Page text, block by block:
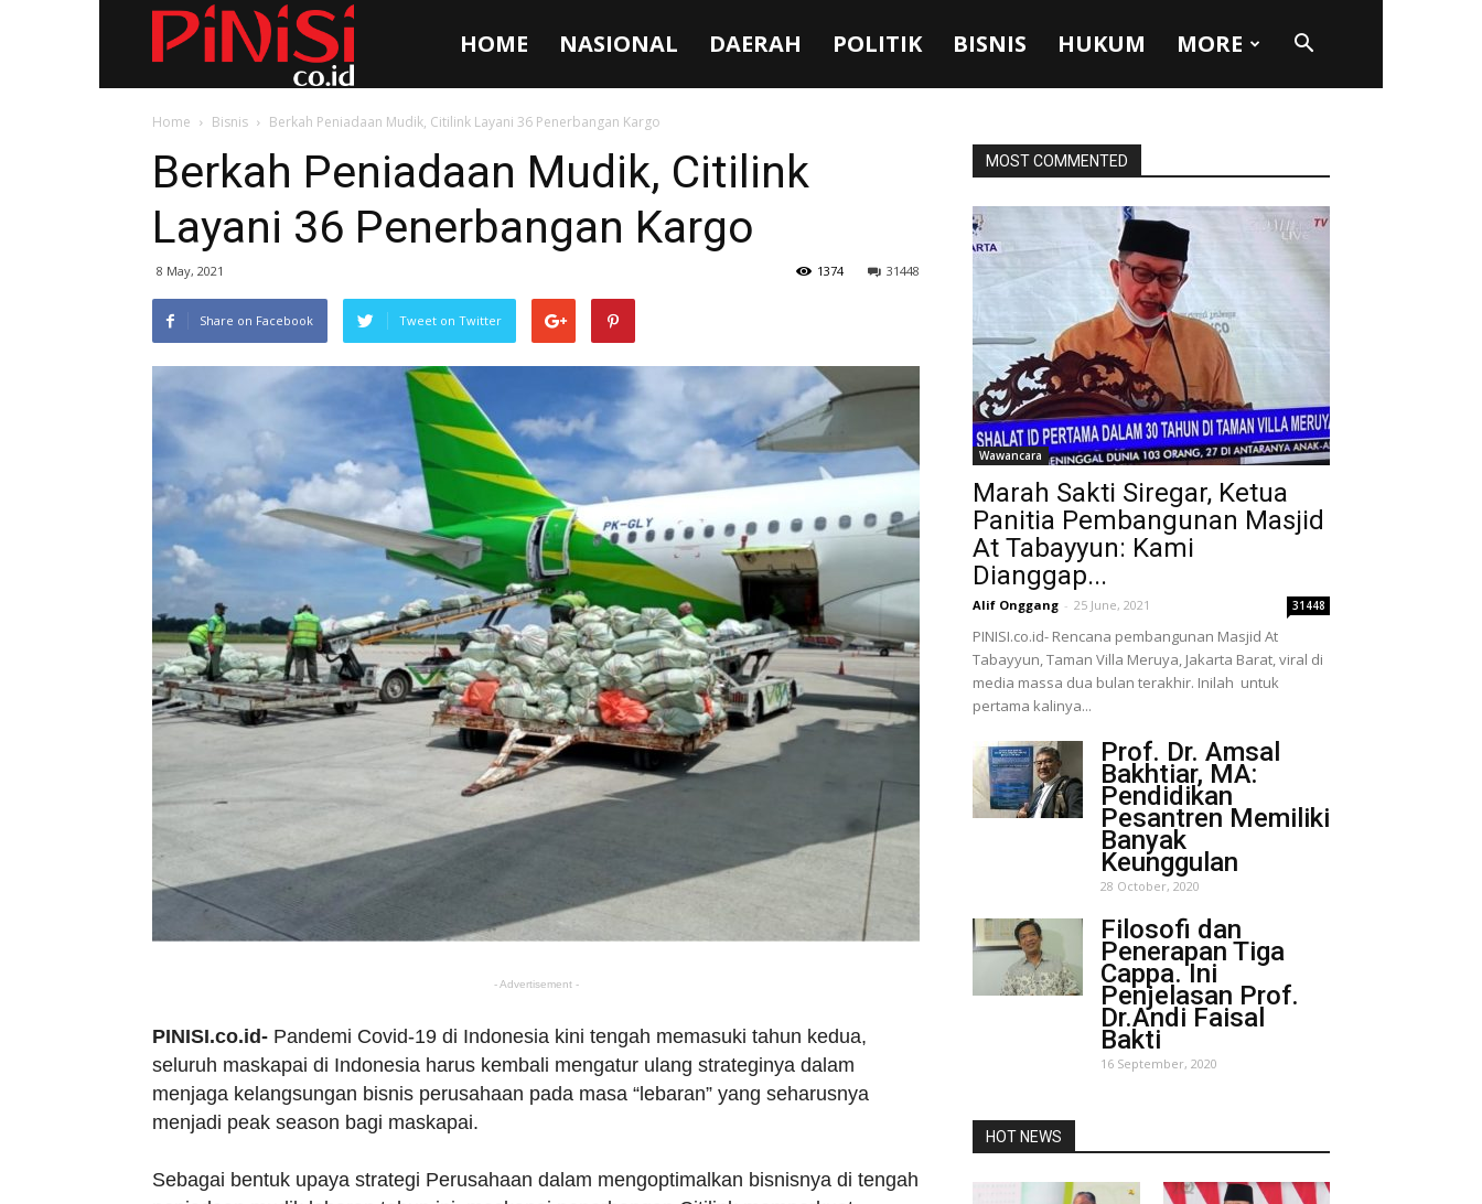
HOME NASIONAL DAERAH POLITIK BISNIS HUKUM MORE
Home Bisnis Berkah Peniadaan Mudik, Citilink Layani 36 Penerbangan Kargo
Berkah Peniadaan Mudik, Citilink
Layani 36 Penerbangan Kargo
8 May, 2021 31448
1374
Share on Facebook Tweet on Twitter
- Advertisement -
PINISI.co.id- Pandemi Covid-19 di Indonesia kini tengah memasuki tahun kedua,
seluruh maskapai di Indonesia harus kembali mengatur ulang strateginya dalam
menjaga kelangsungan bisnis perusahaan pada masa “lebaran” yang seharusnya
menjadi peak season bagi maskapai.
Sebagai bentuk upaya strategi Perusahaan dalam mengoptimalkan bisnisnya di tengah
MOST COMMENTED
Wawancara
Marah Sakti Siregar, Ketua
Panitia Pembangunan Masjid
At Tabayyun: Kami
Dianggap...
Alif Onggang - 25 June, 2021 31448
PINISI.co.id- Rencana pembangunan Masjid At
Tabayyun, Taman Villa Meruya, Jakarta Barat, viral di
media massa dua bulan terakhir. Inilah untuk
pertama kalinya...
Prof. Dr. Amsal
Bakhtiar, MA:
Pendidikan
Pesantren Memiliki
Banyak
Keunggulan
28 October, 2020
Filosofi dan
Penerapan Tiga
Cappa. Ini
Penjelasan Prof.
Dr.Andi Faisal
Bakti
16 September, 2020
HOT NEWS